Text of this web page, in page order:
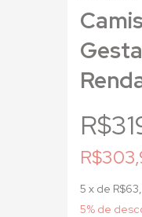
5 x de
5% de